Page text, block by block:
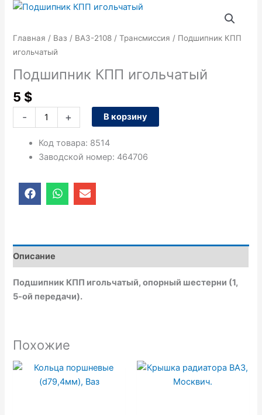
Главная / Ваз / ВАЗ-2108 /Трансмиссия / Подшипник КПП
игольчатый
Подшипник КПП игольчатый
5 $
-
Количество
Подшипник
КПП
+ В корзину
Код товара: 8514
Заводской номер: 464706
F
a
o
o
k
W
h
a
p
E
n
o
e
Описание
Подшипник КПП игольчатый, опорный шестерни (1,
5-ой передачи).
Похожие